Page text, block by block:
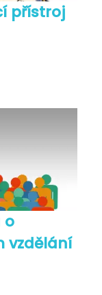
přístroj
o
vzdělání